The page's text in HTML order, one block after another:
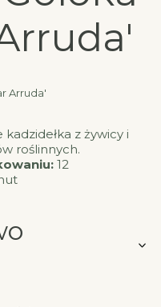
Arruda'
kadzidełka z żywicy i
roślinnych.
12